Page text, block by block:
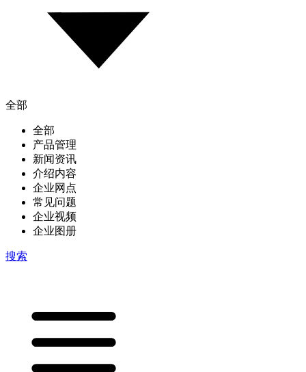
全部
全部
产品管理
新闻资讯
介绍内容
企业网点
常见问题
企业视频
企业图册
搜索